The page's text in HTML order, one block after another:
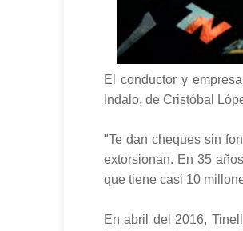
El conductor y
Indalo, de Cristóbal
"Te dan cheques sin
extorsionan. En 35
que tiene casi 10
En abril del 2016,